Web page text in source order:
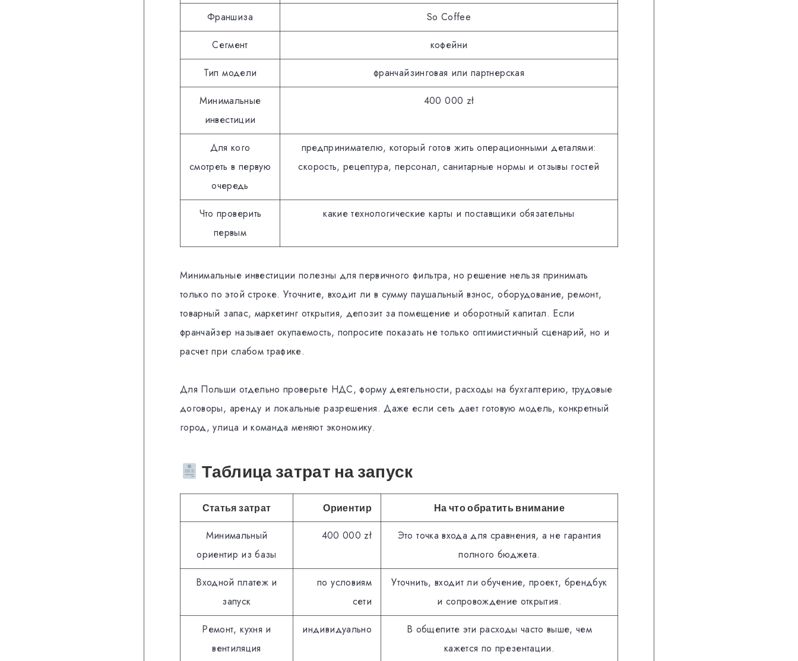
Франшиза So Coffee
Сегмент кофейни
Тип модели франчайзинговая или партнерская
Минимальные
инвестиции
400 000 zł
Для кого
смотреть в первую
очередь
предпринимателю, который готов жить операционными деталями:
скорость, рецептура, персонал, санитарные нормы и отзывы гостей
Что проверить
первым
какие технологические карты и поставщики обязательны
Минимальные инвестиции полезны для первичного фильтра, но решение нельзя принимать
только по этой строке. Уточните, входит ли в сумму паушальный взнос, оборудование, ремонт,
товарный запас, маркетинг открытия, депозит за помещение и оборотный капитал. Если
франчайзер называет окупаемость, попросите показать не только оптимистичный сценарий, но и
расчет при слабом трафике.
Для Польши отдельно проверьте НДС, форму деятельности, расходы на бухгалтерию, трудовые
договоры, аренду и локальные разрешения. Даже если сеть дает готовую модель, конкретный
город, улица и команда меняют экономику.
Таблица затрат на запуск
Статья затрат Ориентир На что обратить внимание
Минимальный
ориентир из базы
400 000 zł
Это точка входа для сравнения, а не гарантия
полного бюджета.
Входной платеж и
запуск
по условиям
сети
Уточнить, входит ли обучение, проект, брендбук
и сопровождение открытия.
Ремонт, кухня и
вентиляция
индивидуально
В общепите эти расходы часто выше, чем
кажется по презентации.